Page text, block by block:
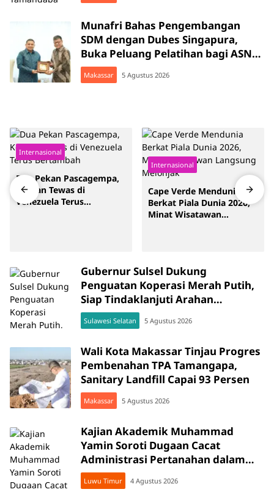
Munafri Bahas Pengembangan
SDM dengan Dubes Singapura,
Buka Peluang Pelatihan bagi ASN
hingga Masyarakat
Makassar 5 Agustus 2026
Internasional
Dua Pekan Pascagempa,
Korban Tewas di
Venezuela Terus
Internasional
Cape Verde Mendunia
Berkat Piala Dunia 2026,
Minat Wisatawan
Gubernur Sulsel Dukung
Penguatan Koperasi Merah Putih,
Siap Tindaklanjuti Arahan
Pemerintah Pusat
Sulawesi Selatan 5 Agustus 2026
Wali Kota Makassar Tinjau Progres
Pembenahan TPA Tamangapa,
Sanitary Landfill Capai 93 Persen
Makassar 5 Agustus 2026
Kajian Akademik Muhammad
Yamin Soroti Dugaan Cacat
Administrasi Pertanahan dalam
Konflik Laoli di Luwu Timur
Luwu Timur 4 Agustus 2026